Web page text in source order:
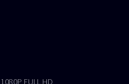
1080P FULL HD